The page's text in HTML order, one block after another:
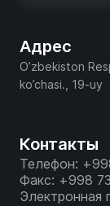
Адрес
O’zbekiston
ko’chasi., 19-uy
Контакты
Телефон:
Факс: +998
Электронная